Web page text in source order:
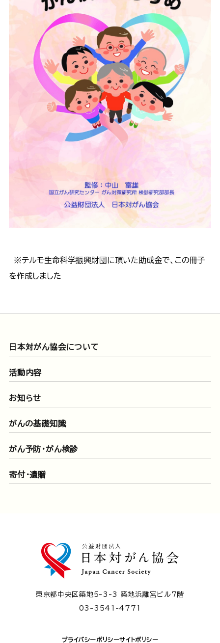
※テルモ生命科学振興財団に頂いた助成金で、この冊子
を作成しました
日本対がん協会について
活動内容
お知らせ
がんの基礎知識
がん予防・がん検診
寄付・遺贈
東京都中央区築地5-3-3 築地浜離宮ビル7階
03-3541-4771
プライバシーポリシーサイトポリシー